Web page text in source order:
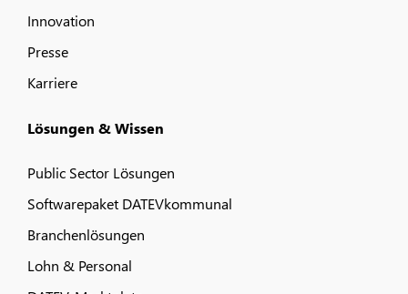
Innovation
Presse
Karriere
Lösungen & Wissen
Public Sector Lösungen
Softwarepaket DATEVkommunal
Branchenlösungen
Lohn & Personal